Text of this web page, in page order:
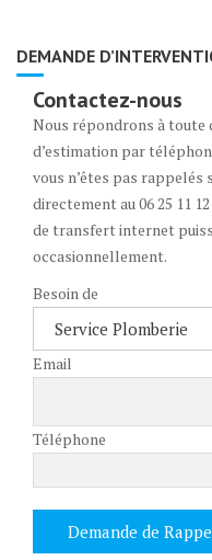
DEMANDE
Contactez-nous
Nous répondrons à toute
d’estimation par
vous n’êtes pas rappelés
directement au 06 25 11
de transfert internet
occasionnellement.
Besoin de
Email
Téléphone